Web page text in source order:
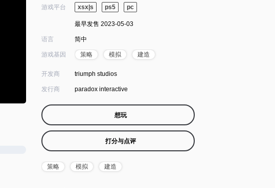
游戏平台 xsx|s ps5 pc
最早发售 2023-05-03
语言 简中
游戏基因 策略 模拟 建造
开发商 triumph studios
发行商 paradox interactive
想玩
打分与点评
策略 模拟 建造